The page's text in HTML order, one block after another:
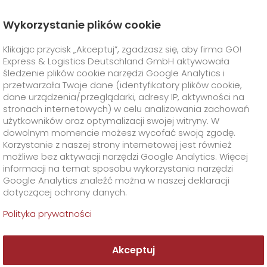
GO! Express
GO!Usługi Bezpośrednie
GO!Smart Express
Rozwiązania Branżowe
GO!Life Science
Transport przesyłek biologicznych
Rozwiązania logistyczne dla badań klinicznych
Transport dla hodowców koni
GO! Food Logistics
GO!GMO
>
GO!Automotive & Industry
Usługi Dodatkowe
Specjalne wymagania transportowe
GO! Dry Ice
Klient
Materiały opakowaniowe
GO! - Twój partner w logistyce
Na ekspresowej
logistyce znamy się jak
mało kto!
Przesyłki ekspresowe w Polsce i za granicą z
Wykorzystanie plików cookie
Klikając przycisk „Akceptuj”, zgadzasz się, aby firma GO!
Express & Logistics Deutschland GmbH aktywowała
śledzenie plików cookie narzędzi Google Analytics i
przetwarzała Twoje dane (identyfikatory plików cookie,
dane urządzenia/przeglądarki, adresy IP, aktywności na
stronach internetowych) w celu analizowania zachowań
użytkowników oraz optymalizacji swojej witryny. W
dowolnym momencie możesz wycofać swoją zgodę.
Korzystanie z naszej strony internetowej jest również
możliwe bez aktywacji narzędzi Google Analytics. Więcej
informacji na temat sposobu wykorzystania narzędzi
Google Analytics znaleźć można w naszej deklaracji
dotyczącej ochrony danych.
Polityka prywatności
Akceptuj